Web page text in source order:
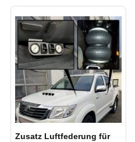
Zusatz Luftfederung für